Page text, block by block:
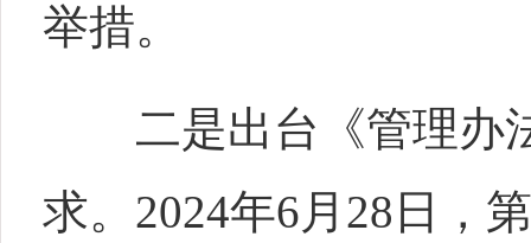
举措。
二是出台《管理办法
求。2024年6月28日，